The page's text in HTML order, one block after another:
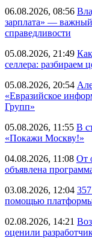
06.08.2026, 08:56
зарплата» —
справедливости
05.08.2026, 21:49
селлера: разбираем
05.08.2026, 20:54
«Евразийское
Групп»
05.08.2026, 11:55 В
«Покажи Москву!»
04.08.2026, 11:08 От
объявлена
03.08.2026, 12:04
помощью
02.08.2026, 14:21
оценили